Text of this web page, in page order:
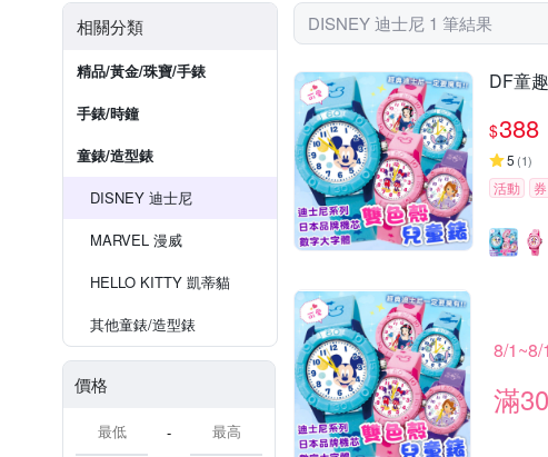
相關分類
精品/黃金/珠寶/手錶
手錶/時鐘
童錶/造型錶
DISNEY 迪士尼
MARVEL 漫威
HELLO KITTY 凱蒂貓
其他童錶/造型錶
價格
-
DISNEY 迪士尼 1 筆結果
DF童
$388
5 (1)
活動 券
8/
滿